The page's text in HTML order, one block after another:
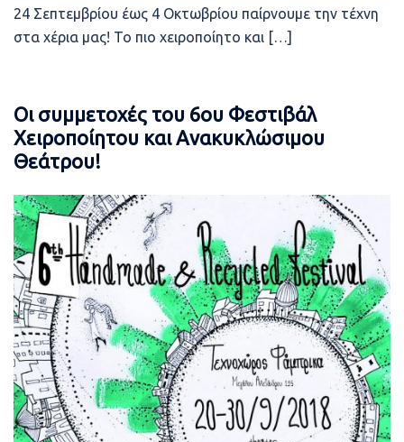
24 Σεπτεμβρίου έως 4 Οκτωβρίου παίρνουμε την τέχνη
στα χέρια μας! Το πιο χειροποίητο και […]
Οι συμμετοχές του 6ου Φεστιβάλ
Χειροποίητου και Ανακυκλώσιμου
Θεάτρου!